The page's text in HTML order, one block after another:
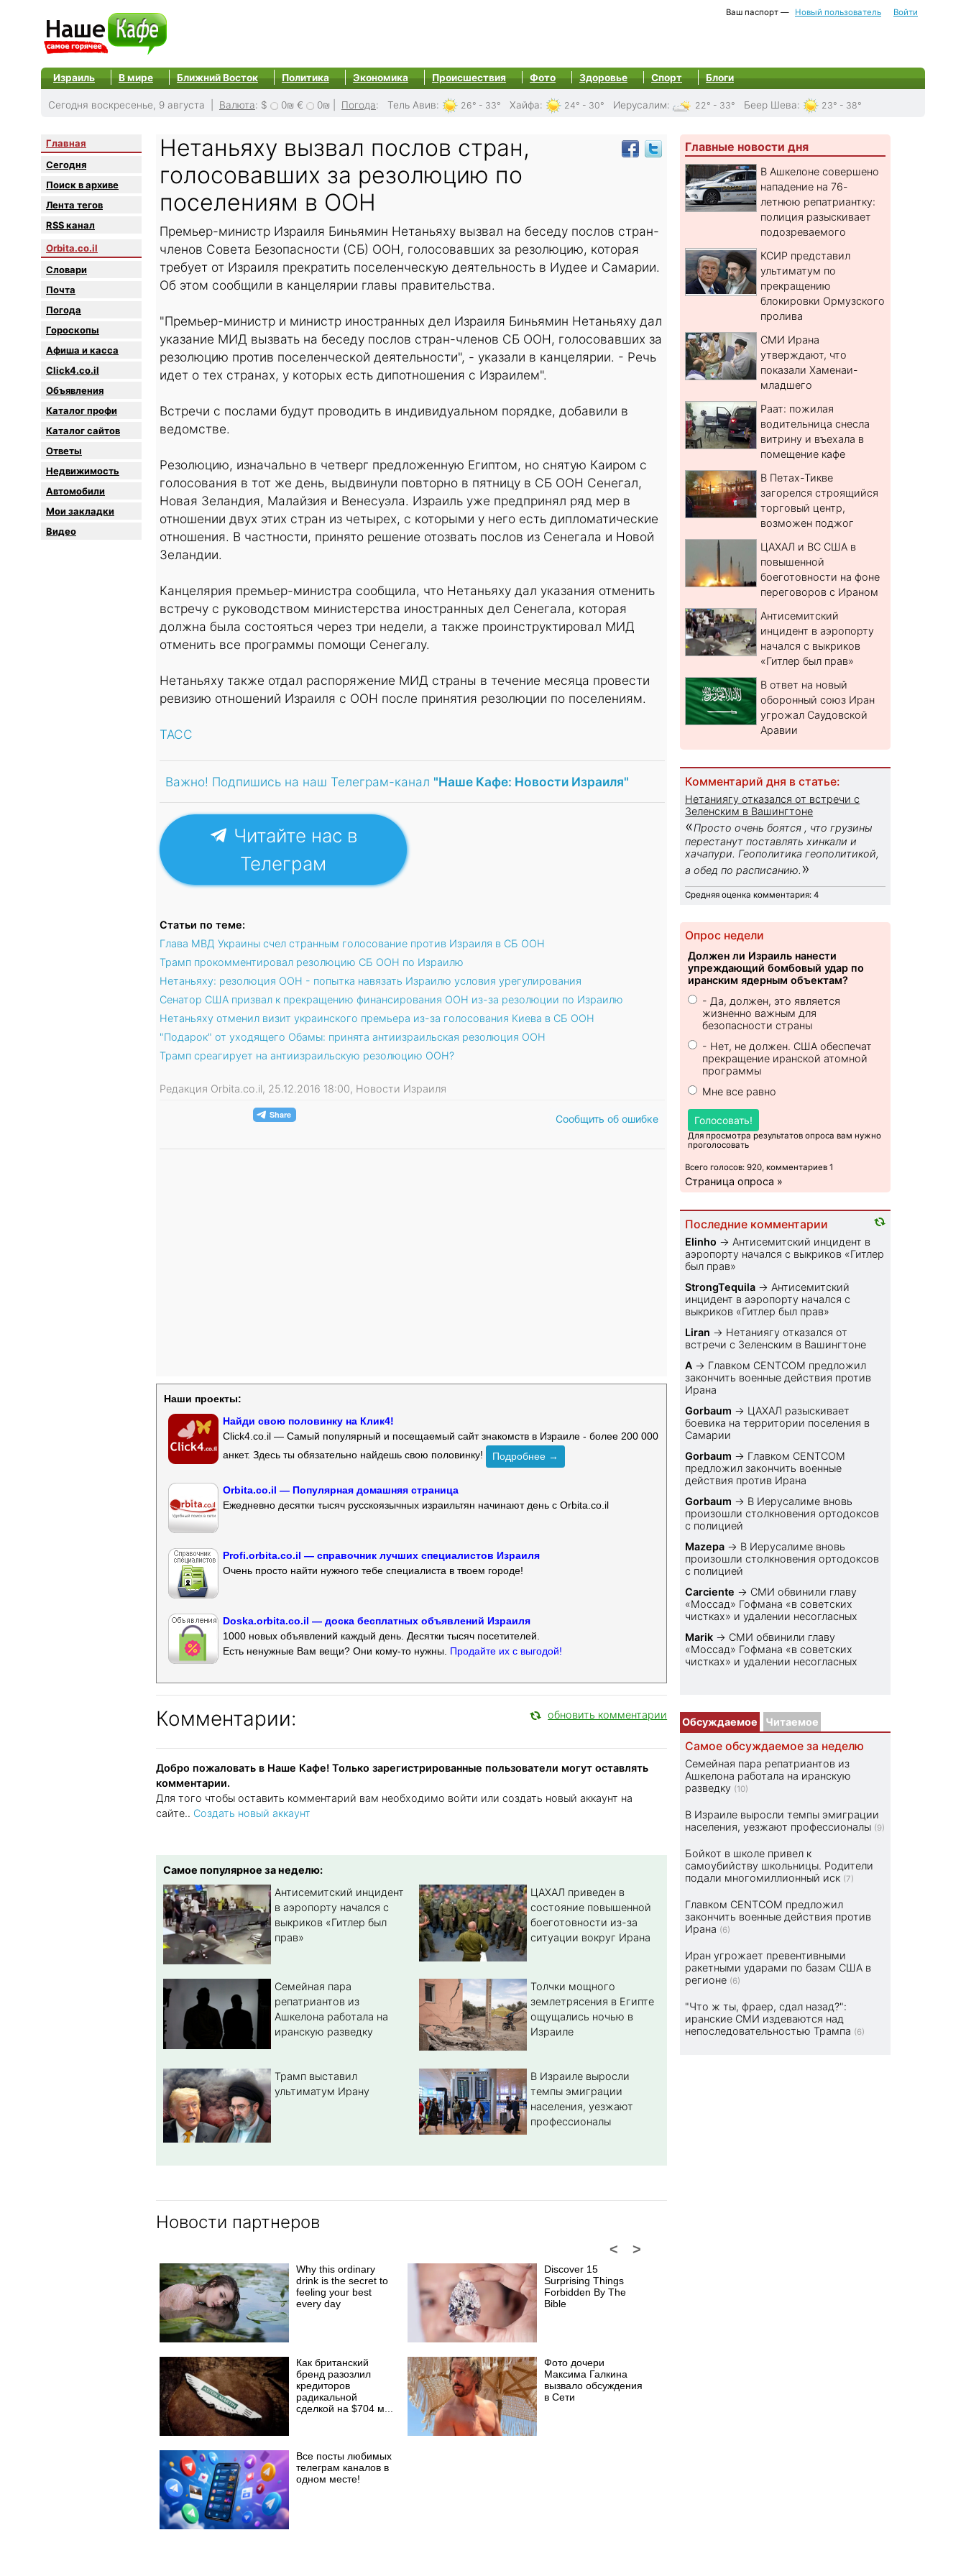
Ваш паспорт — Новый пользователь Войти
Израиль В мире Ближний Восток Политика Экономика Происшествия Фото Здоровье Спорт Блоги
Сегодня воскресенье, 9 августа | Валюта: $ 0₪ € 0₪ Погода: Тель Авив: 26° - 33° Хайфа: 24° - 30° Иерусалим: 22° - 33° Беер Шева: 23° - 38°
Главная
Сегодня
Поиск в архиве
Лента тегов
RSS канал
Orbita.co.il
Словари
Почта
Погода
Гороскопы
Афиша и касса
Click4.co.il
Объявления
Каталог профи
Каталог сайтов
Oтветы
Недвижимость
Автомобили
Мои закладки
Видео
Нетаньяху вызвал послов стран,
голосовавших за резолюцию по
поселениям в ООН
Премьер-министр Израиля Биньямин Нетаньяху вызвал на беседу послов стран-
членов Совета Безопасности (СБ) ООН, голосовавших за резолюцию, которая
требует от Израиля прекратить поселенческую деятельность в Иудее и Самарии.
Об этом сообщили в канцелярии главы правительства.
"Премьер-министр и министр иностранных дел Израиля Биньямин Нетаньяху дал
указание МИД вызвать на беседу послов стран-членов СБ ООН, голосовавших за
резолюцию против поселенческой деятельности", - указали в канцелярии. - Речь
идет о тех странах, у которых есть дипотношения с Израилем".
Встречи с послами будут проводить в индивидуальном порядке, добавили в
ведомстве.
Резолюцию, изначально в четверг предложенную Египтом, но снятую Каиром с
голосования в тот же день, выдвинули повторно в пятницу в СБ ООН Сенегал,
Новая Зеландия, Малайзия и Венесуэла. Израиль уже предпринял ряд мер в
отношении двух этих стран из четырех, с которыми у него есть дипломатические
отношения. В частности, принято решение отозвать послов из Сенегала и Новой
Зеландии.
Канцелярия премьер-министра сообщила, что Нетаньяху дал указания отменить
встречу с руководством министерства иностранных дел Сенегала, которая
должна была состояться через три недели, а также проинструктировал МИД
отменить все программы помощи Сенегалу.
Нетаньяху также отдал распоряжение МИД страны в течение месяца провести
ревизию отношений Израиля с ООН после принятия резолюции по поселениям.
ТАСС
Важно! Подпишись на наш Телеграм-канал "Наше Кафе: Новости Израиля"
Читайте нас в
Телеграм
Статьи по теме:
Глава МВД Украины счел странным голосование против Израиля в СБ ООН
Трамп прокомментировал резолюцию СБ ООН по Израилю
Нетаньяху: резолюция ООН - попытка навязать Израилю условия урегулирования
Сенатор США призвал к прекращению финансирования ООН из-за резолюции по Израилю
Нетаньяху отменил визит украинского премьера из-за голосования Киева в СБ ООН
"Подарок" от уходящего Обамы: принята антиизраильская резолюция ООН
Трамп среагирует на антиизраильскую резолюцию ООН?
Редакция Orbita.co.il, 25.12.2016 18:00, Новости Израиля
Сообщить об ошибке
Наши проекты:
Найди свою половинку на Клик4!
Click4.co.il — Самый популярный и посещаемый сайт знакомств в Израиле - более 200 000
анкет. Здесь ты обязательно найдешь свою половинку!
Подробнее →
Orbita.co.il — Популярная домашняя страница
Ежедневно десятки тысяч русскоязычных израильтян начинают день с Orbita.co.il
Profi.orbita.co.il — справочник лучших специалистов Израиля
Очень просто найти нужного тебе специалиста в твоем городе!
Doska.orbita.co.il — доска бесплатных объявлений Израиля
1000 новых объявлений каждый день. Десятки тысяч посетителей.
Есть ненужные Вам вещи? Они кому-то нужны. Продайте их с выгодой!
Комментарии: обновить комментарии
Добро пожаловать в Наше Кафе! Только зарегистрированные пользователи могут оставлять
комментарии.
Для того чтобы оставить комментарий вам необходимо войти или создать новый аккаунт на
сайте.. Создать новый аккаунт
Самое популярное за неделю:
Антисемитский инцидент
в аэропорту начался с
выкриков «Гитлер был
прав»
ЦАХАЛ приведен в
состояние повышенной
боеготовности из-за
ситуации вокруг Ирана
Семейная пара
репатриантов из
Ашкелона работала на
иранскую разведку
Толчки мощного
землетрясения в Египте
ощущались ночью в
Израиле
Трамп выставил
ультиматум Ирану
В Израиле выросли
темпы эмиграции
населения, уезжают
профессионалы
Новости партнеров
>
<
Why this ordinary
drink is the secret to
feeling your best
every day
Discover 15
Surprising Things
Forbidden By The
Bible
Как британский
бренд разозлил
кредиторов
радикальной
сделкой на $704 м...
Фото дочери
Максима Галкина
вызвало обсуждения
в Сети
Все посты любимых
телеграм каналов в
одном месте!
Главные новости дня
В Ашкелоне совершено
нападение на 76-
летнюю репатриантку:
полиция разыскивает
подозреваемого
КСИР представил
ультиматум по
прекращению
блокировки Ормузского
пролива
СМИ Ирана
утверждают, что
показали Хаменаи-
младшего
Раат: пожилая
водительница снесла
витрину и въехала в
помещение кафе
В Петах-Тикве
загорелся строящийся
торговый центр,
возможен поджог
ЦАХАЛ и ВС США в
повышенной
боеготовности на фоне
переговоров с Ираном
Антисемитский
инцидент в аэропорту
начался с выкриков
«Гитлер был прав»
В ответ на новый
оборонный союз Иран
угрожал Саудовской
Аравии
Комментарий дня в статье:
Нетаниягу отказался от встречи с
Зеленским в Вашингтоне
«Просто очень боятся , что грузины
перестанут поставлять хинкали и
хачапури. Геополитика геополитикой,
а обед по расписанию. »
Средняя оценка комментария: 4
Опрос недели
Должен ли Израиль нанести
упреждающий бомбовый удар по
иранским ядерным объектам?
- Да, должен, это является
жизненно важным для
безопасности страны
- Нет, не должен. США обеспечат
прекращение иранской атомной
программы
Мне все равно
Голосовать!
Для просмотра результатов опроса вам нужно
проголосовать
Всего голосов: 920, комментариев 1
Страница опроса »
Последние комментарии
Elinho → Антисемитский инцидент в
аэропорту начался с выкриков «Гитлер
был прав»
StrongTequila → Антисемитский
инцидент в аэропорту начался с
выкриков «Гитлер был прав»
Liran → Нетаниягу отказался от
встречи с Зеленским в Вашингтоне
A → Главком CENTCOM предложил
закончить военные действия против
Ирана
Gorbaum → ЦАХАЛ разыскивает
боевика на территории поселения в
Самарии
Gorbaum → Главком CENTCOM
предложил закончить военные
действия против Ирана
Gorbaum → В Иерусалиме вновь
произошли столкновения ортодоксов
с полицией
Mazepa → В Иерусалиме вновь
произошли столкновения ортодоксов
с полицией
Carciente → СМИ обвинили главу
«Моссад» Гофмана «в советских
чистках» и удалении несогласных
Marik → СМИ обвинили главу
«Моссад» Гофмана «в советских
чистках» и удалении несогласных
Обсуждаемое Читаемое
Самое обсуждаемое за неделю
Семейная пара репатриантов из
Ашкелона работала на иранскую
разведку (10)
В Израиле выросли темпы эмиграции
населения, уезжают профессионалы (9)
Бойкот в школе привел к
самоубийству школьницы. Родители
подали многомиллионный иск (7)
Главком CENTCOM предложил
закончить военные действия против
Ирана (6)
Иран угрожает превентивными
ракетными ударами по базам США в
регионе (6)
"Что ж ты, фраер, сдал назад?":
иранские СМИ издеваются над
непоследовательностью Трампа (6)